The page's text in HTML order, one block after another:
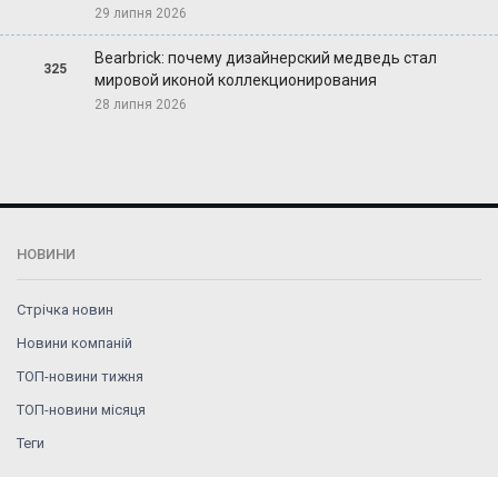
29 липня 2026
325
Bearbrick: почему дизайнерский медведь стал
мировой иконой коллекционирования
28 липня 2026
НОВИНИ
Стрічка новин
Новини компаній
ТОП-новини тижня
ТОП-новини місяця
Теги